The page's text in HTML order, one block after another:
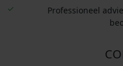
Professioneel